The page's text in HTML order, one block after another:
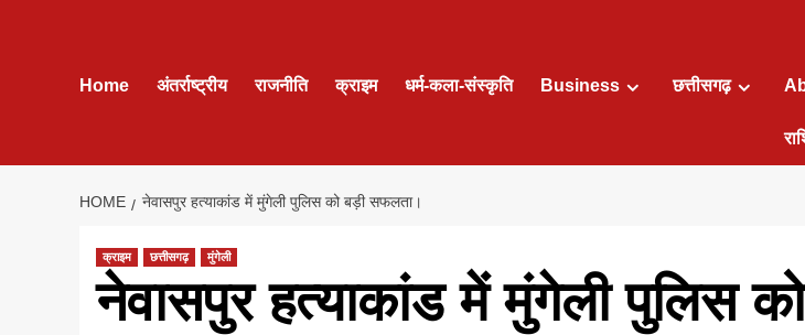
Home अंतर्राष्ट्रीय राजनीति क्राइम धर्म-कला-संस्कृति Business छत्तीसगढ़
HOME नेवासपुर हत्याकांड में मुंगेली पुलिस को बड़ी सफलता।
क्राइम छत्तीसगढ़ मुंगेली
नेवासपुर हत्याकांड में मुंगेली पुलिस